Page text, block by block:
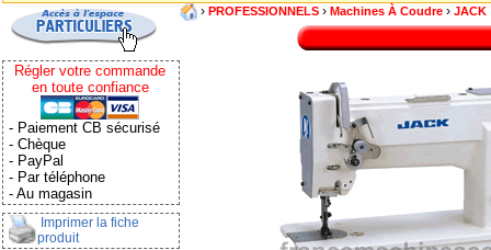
Régler votre commande
en toute confiance
- Paiement CB sécurisé
- Chèque
- PayPal
- Par téléphone
- Au magasin
Imprimer la fiche
produit
› PROFESSIONNELS › Machines À Coudre › JACK